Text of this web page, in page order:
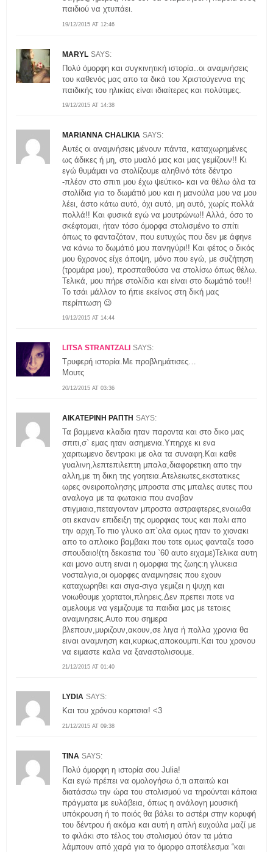
19/12/2015 AT 12:46
παιδιού να χτυπάει.
MARYL SAYS:
19/12/2015 AT 14:38
Πολύ όμορφη και συγκινητική ιστορία..οι αναμνήσεις
του καθενός μας απο τα δικά του Χριστούγεννα της
παιδικής του ηλικίας είναι ιδιαίτερες και πολύτιμες.
MARIANNA CHALIKIA SAYS:
19/12/2015 AT 14:44
Αυτές οι αναμνήσεις μένουν πάντα, καταχωρημένες
ως άδικες ή μη, στο μυαλό μας και μας γεμίζουν!! Κι
εγώ θυμάμαι να στολίζουμε αληθινό τότε δέντρο
-πλέον στο σπιτι μου έχω ψεύτικο- και να θέλω όλα τα
στολίδια για το δωμάτιό μου και η μανούλα μου να μου
λέει, άστο κάτω αυτό, όχι αυτό, μη αυτό, χωρίς πολλά
πολλά!! Και φυσικά εγώ να μουτρώνω!! Αλλά, όσο το
σκέφτομαι, ήταν τόσο όμορφα στολισμένο το σπίτι
όπως το φανταζόταν, που ευτυχώς που δεν με άφηνε
να κάνω το δωμάτιό μου πανηγύρι!! Και φέτος ο δικός
μου 6χρονος είχε άποψη, μόνο που εγώ, με συζήτηση
(τρομάρα μου), προσπαθούσα να στολίσω όπως θέλω.
Τελικά, μου πήρε στολίδια και είναι στο δωμάτιό του!!
Το τσάι μάλλον το ήπιε εκείνος στη δική μας
περίπτωση 😉
LITSA STRANTZALI SAYS:
20/12/2015 AT 03:36
Τρυφερή ιστορία.Με προβλημάτισες…
Μουτς
ΑΙΚΑΤΕΡΙΝΗ ΡΑΠΤΗ SAYS:
21/12/2015 AT 01:40
Τα βαμμενα κλαδια ηταν παροντα και στο δικο μας
σπιτι,σ` εμας ηταν ασημενια.Υπηρχε κι ενα
χαριτωμενο δεντρακι με ολα τα συναφη.Και καθε
γυαλινη,λεπτεπιλεπτη μπαλα,διαφορετικη απο την
αλλη,με τη δικη της γοητεια.Ατελειωτες,εκστατικες
ωρες ονειροπολησης μπροστα στις μπαλες αυτες που
αναλογα με τα φωτακια που αναβαν
στιγμιαια,πεταγονταν μπροστα αστραφτερες,ενοιωθα
οτι εκαναν επιδειξη της ομορφιας τους και παλι απο
την αρχη.Το πιο γλυκο απ`ολα ομως ηταν το χιονακι
απο το απλοικο βαμβακι που τοτε ομως φανταζε τοσο
σπουδαιο!(τη δεκαετια του `60 αυτο ειχαμε)Τελικα αυτη
και μονο αυτη ειναι η ομορφια της ζωης:η γλυκεια
νοσταλγια,οι ομορφες αναμνησεις που εχουν
καταχωρηθει και σιγα-σιγα γεμιζει η ψυχη και
νοιωθουμε χορτατοι,πληρεις.Δεν πρεπει ποτε να
αμελουμε να γεμιζουμε τα παιδια μας με τετοιες
αναμνησεις.Αυτο που σημερα
βλεπουν,μυριζουν,ακουν,σε λιγα ή πολλα χρονια θα
ειναι αναμνηση και,κυριως,αποκουμπι.Και του χρονου
να ειμαστε καλα να ξαναστολισουμε.
LYDIA SAYS:
21/12/2015 AT 09:38
Και του χρόνου κοριτσια! <3
TINA SAYS:
Πολύ όμορφη η ιστορία σου Julia!
Και εγώ πρέπει να ομολογήσω ό,τι απαιτώ και
διατάσσω την ώρα του στολισμού να τηρούνται κάποια
πράγματα με ευλάβεια, όπως η ανάλογη μουσική
υπόκρουση ή το ποιός θα βάλει το αστέρι στην κορυφή
του δέντρου ή ακόμα και αυτή η απλή ευχούλα μαζί με
το φιλάκι στο τέλος του στολισμού όταν τα μάτια
λάμπουν από χαρά για το όμορφο αποτέλεσμα “και